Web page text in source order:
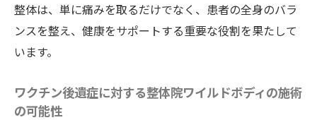
精神的な安らぎ
患者の生活改善に寄与する整体院ワイルド
自然治癒力を最大化する徳島の整体院ワイルド
整体は、単に痛みを取るだけでなく、患者の全身のバラ
ンスを整え、健康をサポートする重要な役割を果たして
います。
ワクチン後遺症に対する整体院ワイルドボディの施術
の可能性